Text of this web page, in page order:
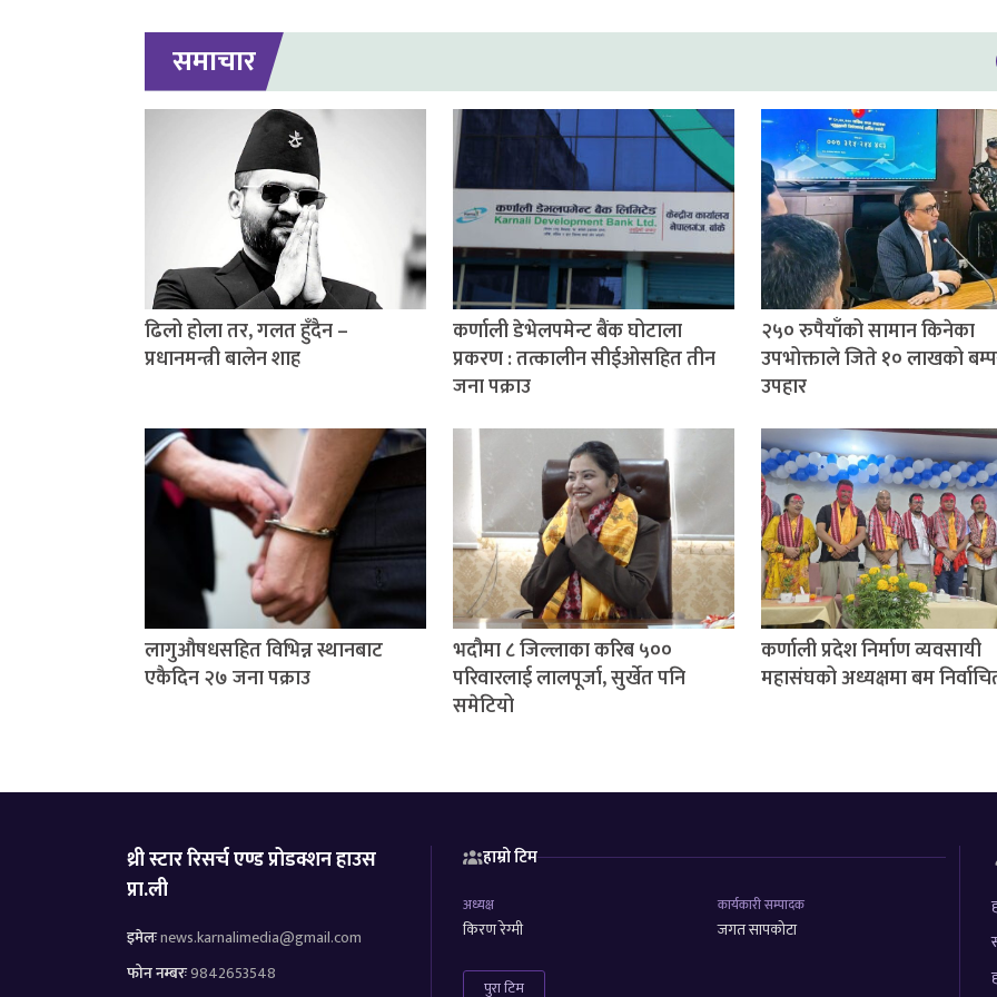
समाचार
ढिलो होला तर, गलत हुँदैन –
प्रधानमन्त्री बालेन शाह
कर्णाली डेभेलपमेन्ट बैंक घोटाला
प्रकरण : तत्कालीन सीईओसहित तीन
जना पक्राउ
२५० रुपैयाँको सामान किनेका
उपभोक्ताले जिते १० लाखको
उपहार
लागुऔषधसहित विभिन्न स्थानबाट
एकैदिन २७ जना पक्राउ
भदौमा ८ जिल्लाका करिब ५००
परिवारलाई लालपूर्जा, सुर्खेत पनि
समेटियो
कर्णाली प्रदेश निर्माण व्यवसायी
महासंघको अध्यक्षमा बम
थ्री स्टार रिसर्च एण्ड प्रोडक्शन हाउस
प्रा.ली
इमेलःnews.karnalimedia@gmail.com
फोन नम्बरः9842653548
हाम्रो टिम
अध्यक्ष
किरण रेग्मी
कार्यकारी सम्पादक
जगत सापकोटा
पुरा टिम